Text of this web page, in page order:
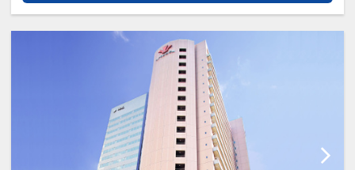
セパレート！
○全室加湿機能付空気清浄機完備
○全館Wi-Fi接続可能
○チェックイン／15:00 チェックアウト
■ユニバーサル・スタジオ・ジャパンか
ら徒歩約1分